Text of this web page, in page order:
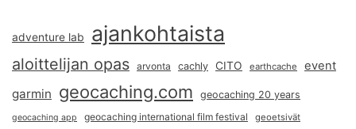
adventure lab ajankohtaista
aloittelijan opas arvonta cachly CITO earthcache event
garmin geocaching.com geocaching 20 years
geocaching app geocaching international film festival geoetsivät